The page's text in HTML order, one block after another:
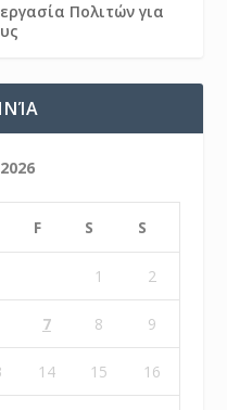
Πολιτών για
F S S
1 2
7 8 9
14 15 16